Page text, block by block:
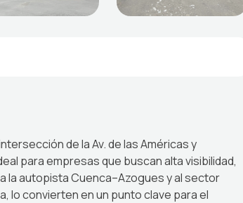
de la Av. de las Américas y
para empresas que buscan alta visibilidad,
la autopista Cuenca–Azogues y al sector
lo convierten en un punto clave para el